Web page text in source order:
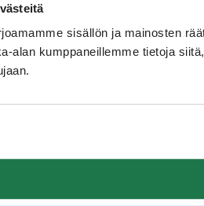
sisällön ja mainosten
alan kumppaneillemme tietoja